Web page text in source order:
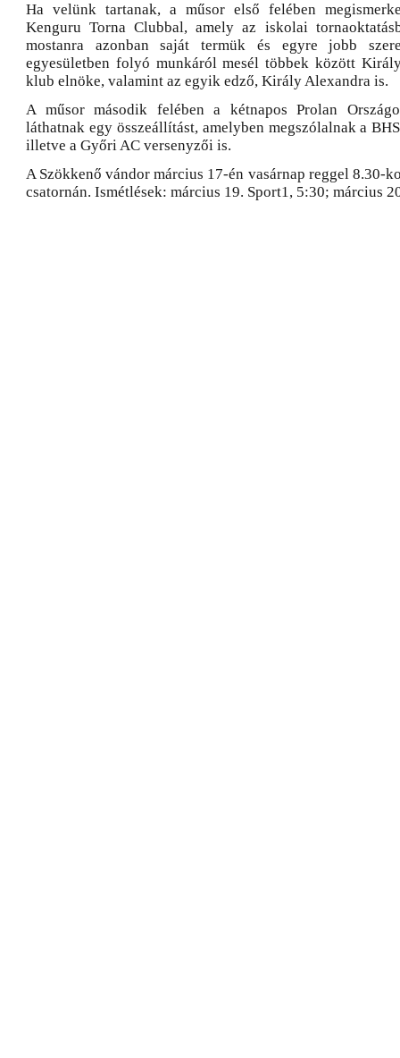
Ha velünk tartanak, a műsor első felében
Kenguru Torna Clubbal, amely az iskolai
mostanra azonban saját termük és egyre jobb
egyesületben folyó munkáról mesél többek között
klub elnöke, valamint az egyik edző, Király Alexandra is.
A műsor második felében a kétnapos Prolan
láthatnak egy összeállítást, amelyben megszólalnak a
illetve a Győri AC versenyzői is.
A Szökkenő vándor március 17-én vasárnap reggel 8.30-
csatornán. Ismétlések: március 19. Sport1, 5:30; március